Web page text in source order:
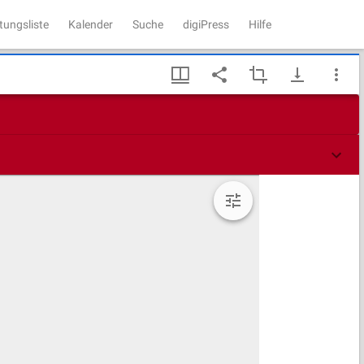
Kalender Suche digiPress Hilfe